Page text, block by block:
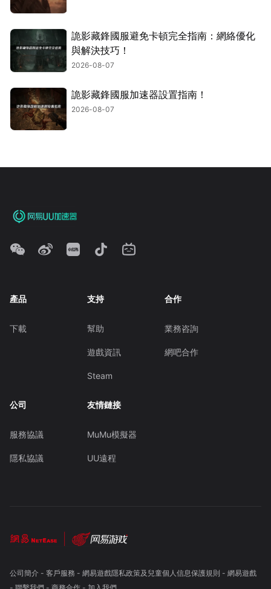
詭影藏鋒國服避免卡頓完全指南：網絡優化
與解決技巧！
2026-08-07
詭影藏鋒國服加速器設置指南！
2026-08-07
產品
下載
支持
幫助
遊戲資訊
Steam
合作
業務咨詢
網吧合作
公司
服務協議
隱私協議
友情鏈接
MuMu模擬器
UU遠程
公司簡介- 客戶服務 - 網易遊戲隱私政策及兒童個人信息保護規則 - 網易遊戲